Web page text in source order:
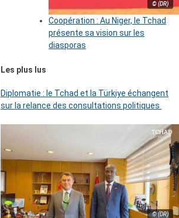
© (DR)
Coopération : Au Niger, le Tchad
présente sa vision sur les
diasporas
Les plus lus
Diplomatie : le Tchad et la Türkiye échangent
sur la relance des consultations politiques
© (DR)